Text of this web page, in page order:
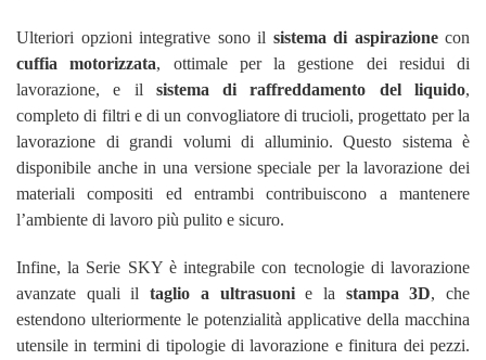
Ulteriori opzioni integrative sono il sistema di aspirazionecon
cuffia motorizzata, ottimale per la gestione dei residui di
lavorazione, e il sistema di raffreddamento del liquido,
completo di filtri e di un convogliatore di trucioli, progettato per la
lavorazione di grandi volumi di alluminio. Questo sistema è
disponibile anche in una versione speciale per la lavorazione dei
materiali compositi ed entrambi contribuiscono a mantenere
l’ambiente di lavoro più pulito e sicuro.
Infine, la Serie SKY è integrabile con tecnologie di lavorazione
avanzate quali iltaglio a ultrasuonie la stampa 3D, che
estendono ulteriormente le potenzialità applicative della macchina
utensile in termini di tipologie di lavorazione e finitura dei pezzi.